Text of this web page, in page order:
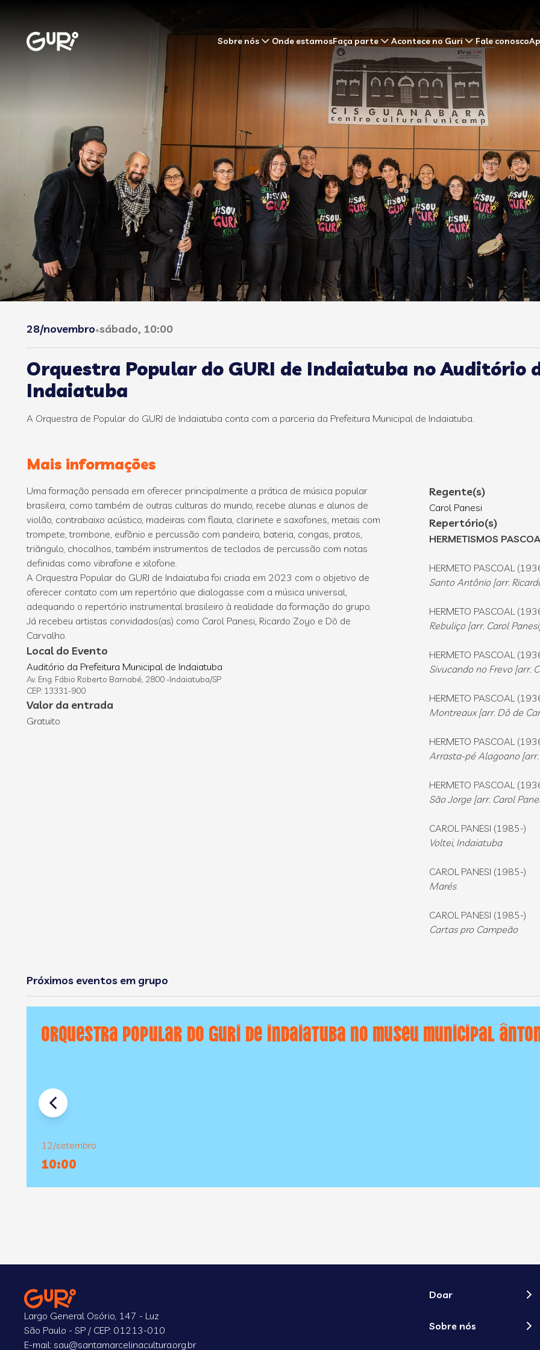
Sobre nós Onde estamosFaça parte Acontece no Guri Fale conosco
28/novembro•sábado, 10:00
Orquestra Popular do GURI de Indaiatuba no Auditório
Indaiatuba
A Orquestra de Popular do GURI de Indaiatuba conta com a parceria da Prefeitura Municipal de Indaiatuba.
Mais informações
Uma formação pensada em oferecer principalmente a prática de música popular
brasileira, como também de outras culturas do mundo, recebe alunas e alunos de
violão, contrabaixo acústico, madeiras com flauta, clarinete e saxofones, metais com
trompete, trombone, eufônio e percussão com pandeiro, bateria, congas, pratos,
triângulo, chocalhos, também instrumentos de teclados de percussão com notas
definidas como vibrafone e xilofone.
A Orquestra Popular do GURI de Indaiatuba foi criada em 2023 com o objetivo de
oferecer contato com um repertório que dialogasse com a música universal,
adequando o repertório instrumental brasileiro à realidade da formação do grupo.
Já recebeu artistas convidados(as) como Carol Panesi, Ricardo Zoyo e Dô de
Carvalho.
Local do Evento
Auditório da Prefeitura Municipal de Indaiatuba
Av. Eng. Fábio Roberto Barnabé, 2800 -Indaiatuba/SP
CEP: 13331-900
Valor da entrada
Gratuito
Regente(s)
Carol Panesi
Repertório(s)
HERMETISMOS
HERMETO PASCOAL
Santo Antônio [arr.
HERMETO PASCOAL
Rebuliço [arr. Carol
HERMETO PASCOAL
Sivucando no Frevo [arr.
HERMETO PASCOAL
Montreaux [arr. Dô de
HERMETO PASCOAL
Arrasta-pé Alagoano [arr.
HERMETO PASCOAL
São Jorge [arr. Carol
CAROL PANESI (1985-)
Voltei, Indaiatuba
CAROL PANESI (1985-)
Marés
CAROL PANESI (1985-)
Cartas pro Campeão
Próximos eventos em grupo
Orquestra Popular do GURI de Indaiatuba no Museu Municipal
12/setembro
10:00
Largo General Osório, 147 - Luz
São Paulo - SP / CEP: 01213-010
E-mail: sau@santamarcelinacultura.org.br
Doar
Sobre nós